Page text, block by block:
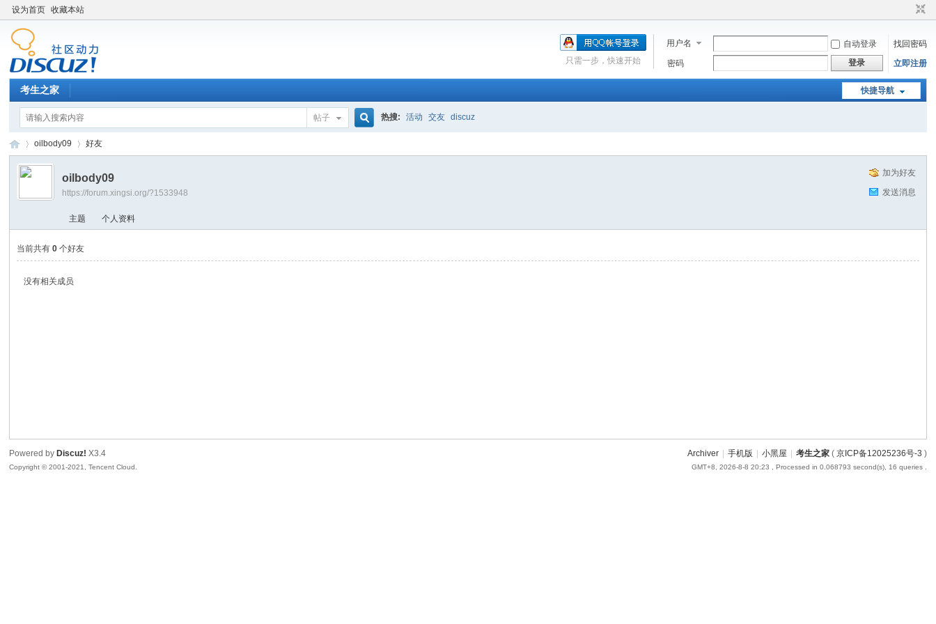
设为首页 收藏本站
用户名 自动登录
找回密码
密码
登录 立即注册
只需一步，快速开始
快捷导航
考生之家
帖子 热搜: 活动 交友 discuz
›
oilbody09 好友
加为好友
发送消息
oilbody09
https://forum.xingsi.org/?1533948
主题 个人资料
当前共有0 个好友
没有相关成员
Archiver 手机版 小黑屋 考生之家( 京ICP备12025236号-3 )
GMT+8, 2026-8-8 20:23 , Processed in 0.068793 second(s), 16 queries .
Powered by Discuz! X3.4
Copyright © 2001-2021, Tencent Cloud.